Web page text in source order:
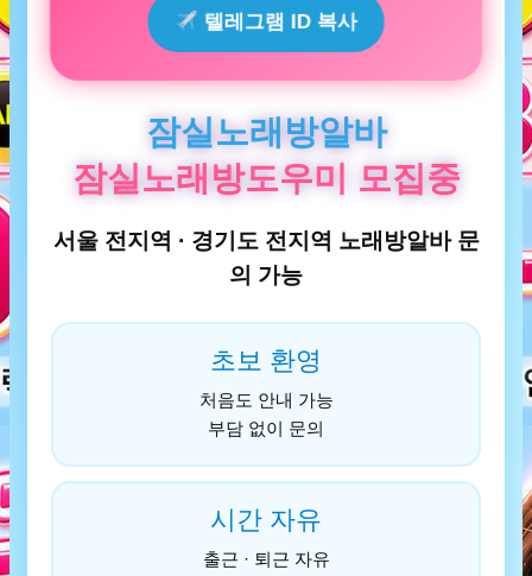
텔레그램 ID 복사
잠실노래방알바
잠실노래방도우미 모집중
서울 전지역 · 경기도 전지역 노래방알바 문
의 가능
초보 환영
처음도 안내 가능
부담 없이 문의
시간 자유
출근 · 퇴근 자유